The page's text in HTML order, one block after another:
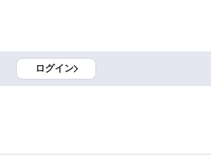
ログイン